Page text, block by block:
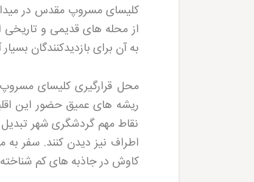
کلیسای مسروپ مقدس در
از محله های قدیمی و
به آن برای بازدیدکنندگان
محل قرارگیری کلیسای
ریشه های عمیق حضور این
نقاط مهم گردشگری شهر تبدیل
اطراف نیز دیدن کنند. سفر به
کاوش در جاذبه های کم